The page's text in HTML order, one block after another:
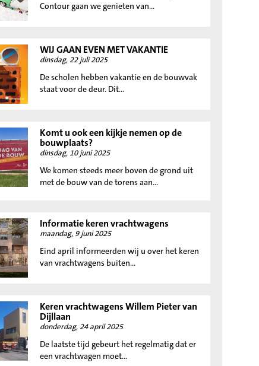
Contour gaan we genieten van...
WIJ GAAN EVEN MET VAKANTIE
dinsdag, 22 juli 2025
De scholen hebben vakantie en de bouwvak
staat voor de deur. Dit...
Komt u ook een kijkje nemen op de
bouwplaats?
dinsdag, 10 juni 2025
We komen steeds meer boven de grond uit
met de bouw van de torens aan...
Informatie keren vrachtwagens
maandag, 9 juni 2025
Eind april informeerden wij u over het keren
van vrachtwagens buiten...
Keren vrachtwagens Willem Pieter van
Dijllaan
donderdag, 24 april 2025
De laatste tijd gebeurt het regelmatig dat er
een vrachtwagen moet...